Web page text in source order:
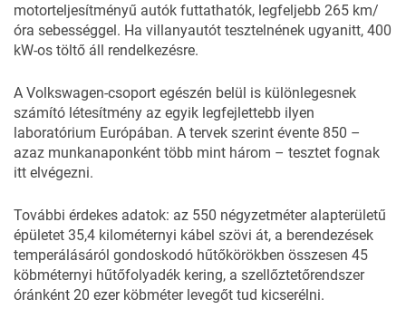
motorteljesítményű autók futtathatók, legfeljebb 265 km/
óra sebességgel. Ha villanyautót tesztelnének ugyanitt, 400
kW-os töltő áll rendelkezésre.
A Volkswagen-csoport egészén belül is különlegesnek
számító létesítmény az egyik legfejlettebb ilyen
laboratórium Európában. A tervek szerint évente 850 –
azaz munkanaponként több mint három – tesztet fognak
itt elvégezni.
További érdekes adatok: az 550 négyzetméter alapterületű
épületet 35,4 kilométernyi kábel szövi át, a berendezések
temperálásáról gondoskodó hűtőkörökben összesen 45
köbméternyi hűtőfolyadék kering, a szellőztetőrendszer
óránként 20 ezer köbméter levegőt tud kicserélni.